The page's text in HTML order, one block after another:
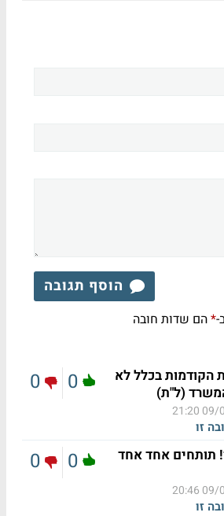
הוסף תגובה
*הם שדות חובה
הקודמות בכלל לא
(ל"ת)
09/
זו
0
0
תותחים אחד אחד
09/
זו
0
0